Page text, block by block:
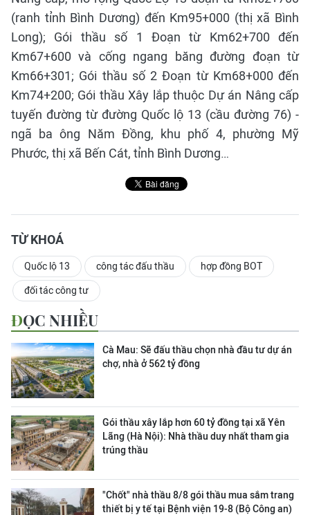
(ranh tỉnh Bình Dương) đến Km95+000 (thị xã Bình
Long); Gói thầu số 1 Đoạn từ Km62+700 đến
Km67+600 và cống ngang băng đường đoạn từ
Km66+301; Gói thầu số 2 Đoạn từ Km68+000 đến
Km74+200; Gói thầu Xây lắp thuộc Dự án Nâng cấp
tuyến đường từ đường Quốc lộ 13 (cầu đường 76) -
ngã ba ông Năm Đồng, khu phố 4, phường Mỹ
Phước, thị xã Bến Cát, tỉnh Bình Dương…
TỪ KHOÁ
Quốc lộ 13 công tác đấu thầu hợp đồng BOT
đối tác công tư
ĐỌC NHIỀU
Cà Mau: Sẽ đấu thầu chọn nhà đầu tư dự án
chợ, nhà ở 562 tỷ đồng
Gói thầu xây lắp hơn 60 tỷ đồng tại xã Yên
Lãng (Hà Nội): Nhà thầu duy nhất tham gia
trúng thầu
"Chốt" nhà thầu 8/8 gói thầu mua sắm trang
thiết bị y tế tại Bệnh viện 19-8 (Bộ Công an)